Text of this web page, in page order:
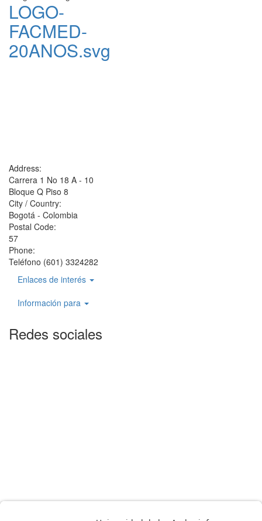
LOGO-
FACMED-
20ANOS.svg
Address:
Carrera 1 No 18 A - 10
Bloque Q Piso 8
City / Country:
Bogotá - Colombia
Postal Code:
57
Phone:
Teléfono (601) 3324282
Enlaces de interés
Información para
Redes sociales